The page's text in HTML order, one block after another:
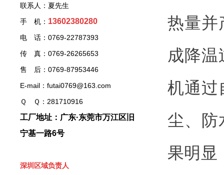
联系人：夏先生
手 机： 13602380280
电 话：0769-22787393
传 真：0769-26265653
售 后：0769-87953446
E-mail：futai0769@163.com
Ｑ Ｑ：281710916
工厂地址：广东·东莞市万江区旧
宁基一路6号
深圳区域负责人
热量并
成降温
机通过
尘、防
果明显